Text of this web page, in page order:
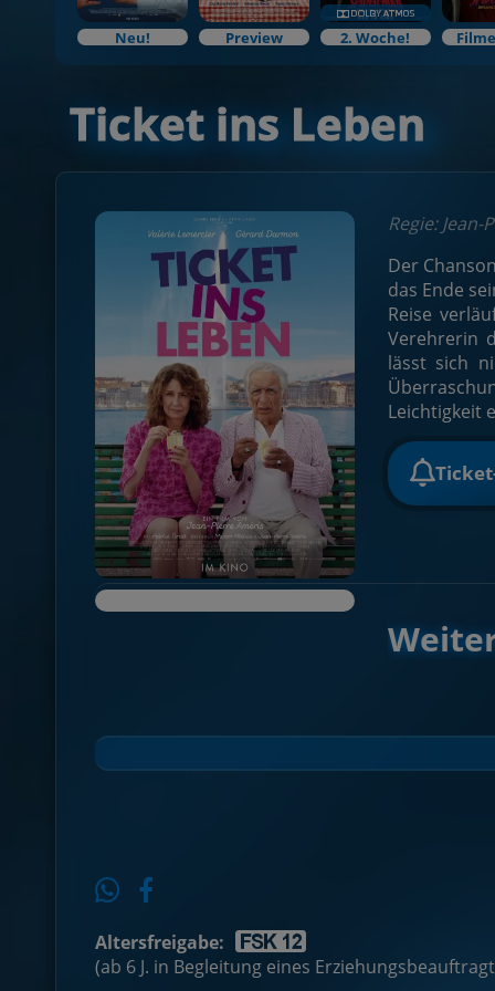
Neu! Preview 2. Woche!
Ticket ins Leben
Regie:
Der
das Ende
Reise
Verehrerin
lässt sich
Leichtigkeit
Altersfreigabe:
(ab 6 J. in Begleitung eines